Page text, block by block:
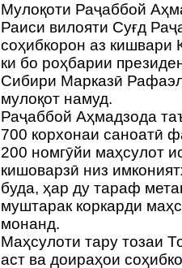
Мулоқоти Раҷаббой
Раиси вилояти Суғд
соҳибкорон аз кишвари
ки бо роҳбарии
Сибири Марказӣ
мулоқот намуд.
Раҷаббой Аҳмадзода
700 корхонаи саноатӣ
200 номгӯйи маҳсулот
кишоварзӣ низ
буда, ҳар ду тараф
муштарак коркарди
монанд.
Маҳсулоти тару тозаи
аст ва доираҳои